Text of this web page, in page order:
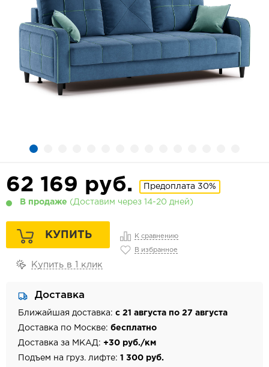
62 169 руб. Предоплата 30%
В продаже (Доставим через 14-20 дней)
КУПИТЬ К сравнению
В избранное
Купить в 1 клик
Доставка
Ближайшая доставка: с 21 августа по 27 августа
Доставка по Москве: бесплатно
Доставка за МКАД: +30 руб./км
Подъем на груз. лифте: 1 300 руб.